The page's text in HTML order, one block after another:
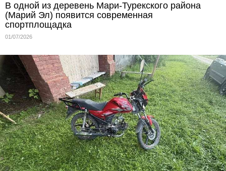
В одной из деревень Мари‑Турекского района
(Марий Эл) появится современная
спортплощадка
01/07/2026